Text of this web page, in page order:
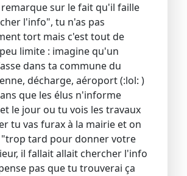
sur le fait qu'il faille
l'info", tu n'as pas
tort mais c'est tout de
limite : imagine qu'un
dans ta commune du
décharge, aéroport (:lol: )
que les élus n'informe
le jour ou tu vois les travaux
tu vas furax à la mairie et on
tard pour donner votre
il fallait allait chercher l'info
pas que tu trouverai ça